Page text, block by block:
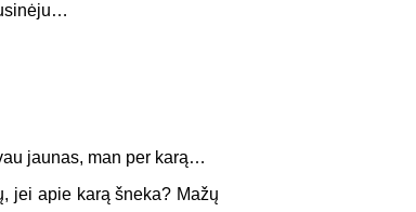
jaunas, man per karą…
jei apie karą šneka? Mažų